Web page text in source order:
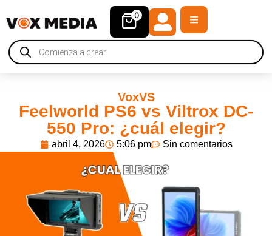
0
VoxVS
Feelworld PS6 vs Viltrox DC-
550 Pro: ¿cuál elegir?
abril 4, 2026 5:06 pm Sin comentarios